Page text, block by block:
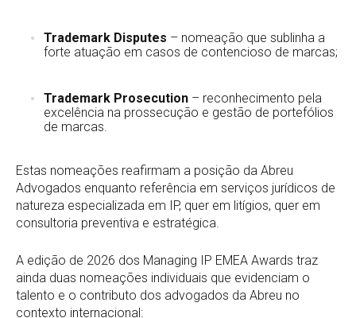
Trademark Disputes – nomeação que sublinha a
forte atuação em casos de contencioso de marcas;
Trademark Prosecution – reconhecimento pela
excelência na prossecução e gestão de portefólios
de marcas.
Estas nomeações reafirmam a posição da Abreu
Advogados enquanto referência em serviços jurídicos de
natureza especializada em IP, quer em litígios, quer em
consultoria preventiva e estratégica.
A edição de 2026 dos Managing IP EMEA Awards traz
ainda duas nomeações individuais que evidenciam o
talento e o contributo dos advogados da Abreu no
contexto internacional: